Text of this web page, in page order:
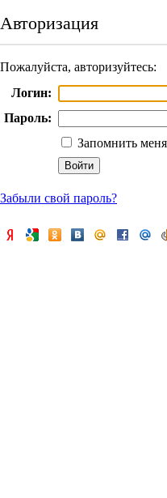
Авторизация
Пожалуйста, авторизуйтесь:
Логин:
Пароль:
Запомнить
Забыли свой пароль?